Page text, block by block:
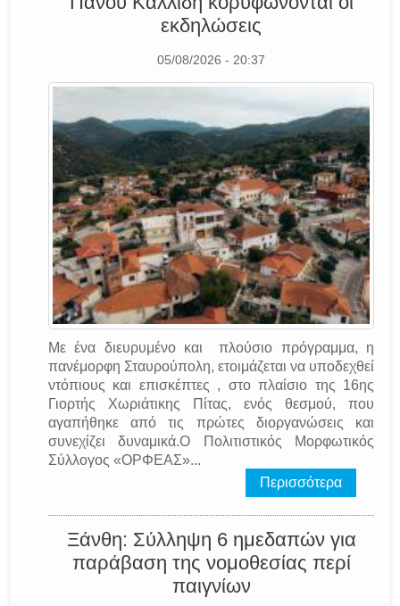
εκδηλώσεις
05/08/2026 - 20:37
Με ένα διευρυμένο και πλούσιο πρόγραμμα, η
πανέμορφη Σταυρούπολη, ετοιμάζεται να υποδεχθεί
ντόπιους και επισκέπτες , στο πλαίσιο της 16ης
Γιορτής Χωριάτικης Πίτας, ενός θεσμού, που
αγαπήθηκε από τις πρώτες διοργανώσεις και
συνεχίζει δυναμικά.Ο Πολιτιστικός Μορφωτικός
Σύλλογος «ΟΡΦΕΑΣ»...
Περισσότερα
Ξάνθη: Σύλληψη 6 ημεδαπών για
παράβαση της νομοθεσίας περί
παιγνίων